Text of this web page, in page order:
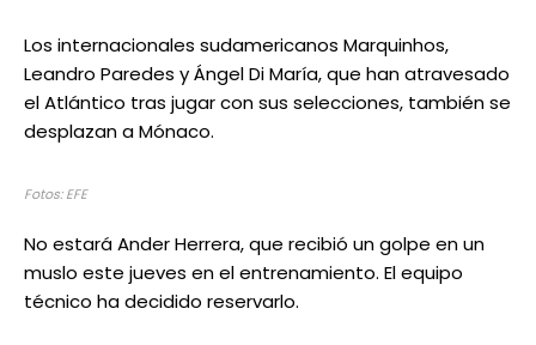
Los internacionales sudamericanos Marquinhos,
Leandro Paredes y Ángel Di María, que han atravesado
el Atlántico tras jugar con sus selecciones, también se
desplazan a Mónaco.
Fotos: EFE
No estará Ander Herrera, que recibió un golpe en un
muslo este jueves en el entrenamiento. El equipo
técnico ha decidido reservarlo.